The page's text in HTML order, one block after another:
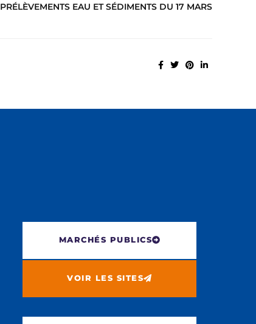
PRÉLÈVEMENTS EAU ET SÉDIMENTS DU 17 MARS
MARCHÉS PUBLICS
VOIR LES SITES